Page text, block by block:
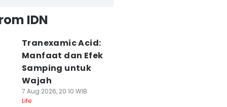
IDN
Tranexamic Acid:
Manfaat dan Efek
Samping untuk
Wajah
7 Aug 2026, 20:10 WIB
Life